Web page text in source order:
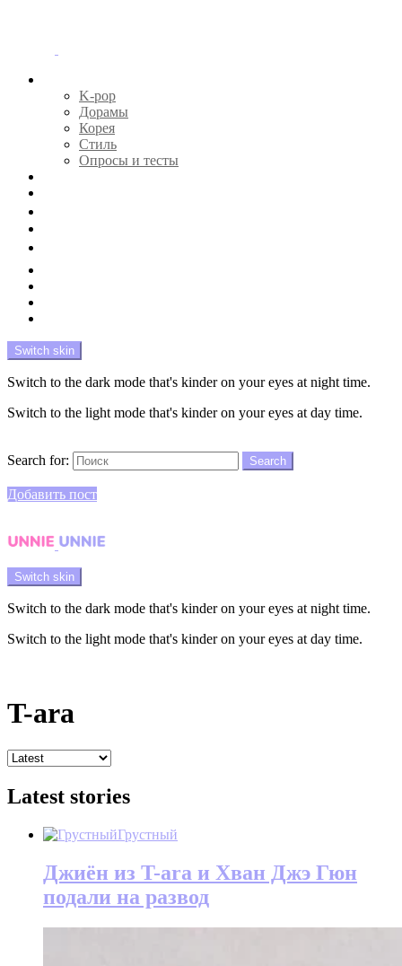
K-pop
Дорамы
Корея
Стиль
Опросы и тесты
Switch skin
Switch to the dark mode that's kinder on your eyes at night time.
Switch to the light mode that's kinder on your eyes at day time.
Search for:
Search
Добавить пост
Switch skin
Switch to the dark mode that's kinder on your eyes at night time.
Switch to the light mode that's kinder on your eyes at day time.
T-ara
Latest stories
Грустный
Джиён из T-ara и Хван Джэ Гюн
подали на развод